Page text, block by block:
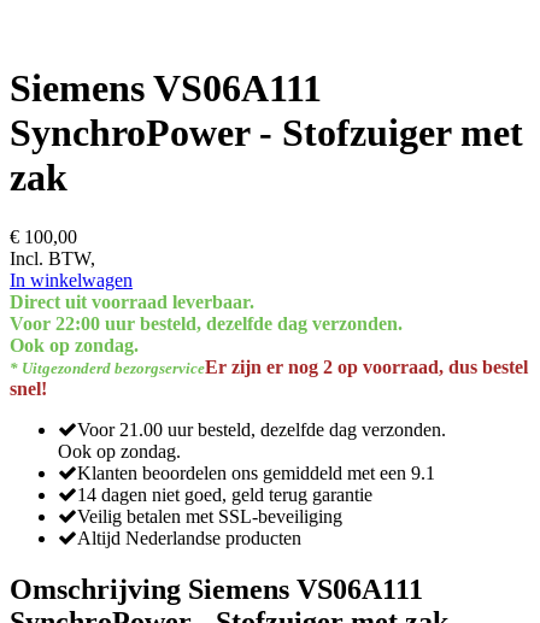
Siemens VS06A111
SynchroPower - Stofzuiger met
zak
€ 100,00
Incl. BTW,
In winkelwagen
Direct uit voorraad leverbaar.
Voor 22:00 uur besteld, dezelfde dag verzonden.
Ook op zondag.
* Uitgezonderd bezorgserviceEr zijn er nog 2 op voorraad, dus bestel
snel!
Voor 21.00 uur besteld, dezelfde dag verzonden.
Ook op zondag.
Klanten beoordelen ons gemiddeld met een 9.1
14 dagen niet goed, geld terug garantie
Veilig betalen met SSL-beveiliging
Altijd Nederlandse producten
Omschrijving Siemens VS06A111